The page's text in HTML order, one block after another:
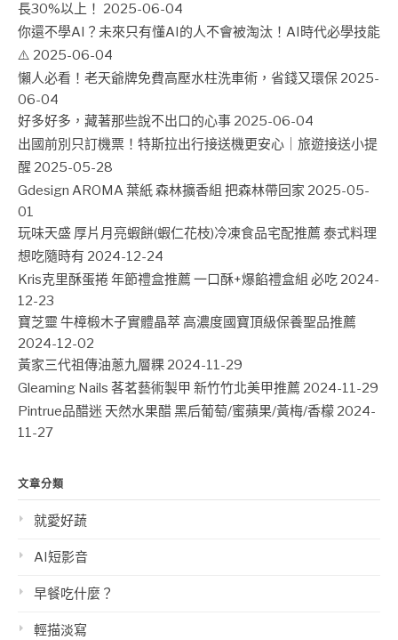
長30%以上！ 2025-06-04
你還不學AI？未來只有懂AI的人不會被淘汰！AI時代必學技能
⚠️ 2025-06-04
懶人必看！老天爺牌免費高壓水柱洗車術，省錢又環保 2025-
06-04
好多好多，藏著那些說不出口的心事 2025-06-04
出國前別只訂機票！特斯拉出行接送機更安心｜旅遊接送小提
醒 2025-05-28
Gdesign AROMA 葉紙 森林擴香組 把森林帶回家 2025-05-
01
玩味天盛 厚片月亮蝦餅(蝦仁花枝)冷凍食品宅配推薦 泰式料理
想吃隨時有 2024-12-24
Kris克里酥蛋捲 年節禮盒推薦 一口酥+爆餡禮盒組 必吃 2024-
12-23
寶芝靈 牛樟椴木子實體晶萃 高濃度國寶頂級保養聖品推薦
2024-12-02
黃家三代祖傳油蔥九層粿 2024-11-29
Gleaming Nails 茖茗藝術製甲 新竹竹北美甲推薦 2024-11-29
Pintrue品醋迷 天然水果醋 黑后葡萄/蜜蘋果/黃梅/香檬 2024-
11-27
文章分類
就愛好蔬
AI短影音
早餐吃什麼？
輕描淡寫